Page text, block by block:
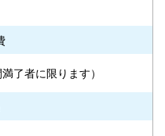
了者に限ります）